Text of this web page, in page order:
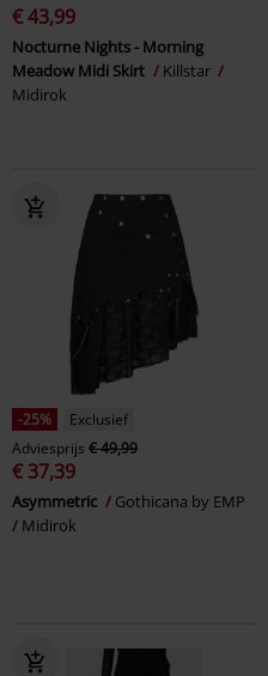
€ 43,99
Nocturne Nights - Morning
Meadow Midi Skirt
Killstar
Midirok
-25%
Exclusief
Adviesprijs € 49,99
€ 37,39
Asymmetric
Gothicana by EMP
Midirok